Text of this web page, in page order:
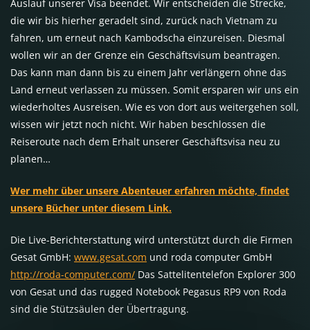
Auslauf unserer Visa beendet. Wir entscheiden die Strecke,
die wir bis hierher geradelt sind, zurück nach Vietnam zu
fahren, um erneut nach Kambodscha einzureisen. Diesmal
wollen wir an der Grenze ein Geschäftsvisum beantragen.
Das kann man dann bis zu einem Jahr verlängern ohne das
Land erneut verlassen zu müssen. Somit ersparen wir uns ein
wiederholtes Ausreisen. Wie es von dort aus weitergehen soll,
wissen wir jetzt noch nicht. Wir haben beschlossen die
Reiseroute nach dem Erhalt unserer Geschäftsvisa neu zu
planen…
Wer mehr über unsere Abenteuer erfahren möchte, findet
unsere Bücher unter diesem Link.
Die Live-Berichterstattung wird unterstützt durch die Firmen
Gesat GmbH: www.gesat.com und roda computer GmbH
http://roda-computer.com/ Das Sattelitentelefon Explorer 300
von Gesat und das rugged Notebook Pegasus RP9 von Roda
sind die Stützsäulen der Übertragung.